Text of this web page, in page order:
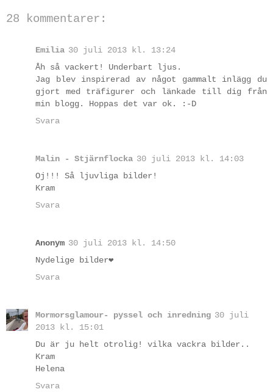
28 kommentarer:
Emilia 30 juli 2013 kl. 13:24
Åh så vackert! Underbart ljus.
Jag blev inspirerad av något gammalt inlägg du
gjort med träfigurer och länkade till dig från
min blogg. Hoppas det var ok. :-D
Svara
Malin - Stjärnflocka 30 juli 2013 kl. 14:03
Oj!!! Så ljuvliga bilder!
Kram
Svara
Anonym 30 juli 2013 kl. 14:50
Nydelige bilder❤
Svara
Mormorsglamour- pyssel och inredning 30 juli
2013 kl. 15:01
Du är ju helt otrolig! vilka vackra bilder..
Kram
Helena
Svara